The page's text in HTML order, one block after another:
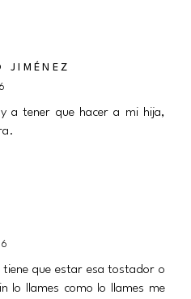
JIMÉNEZ
a tener que hacer a mi hija,
que estar esa tostador o
lo llames como lo llames me